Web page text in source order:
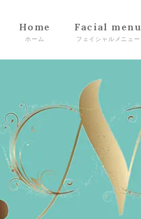
Home Facial menu